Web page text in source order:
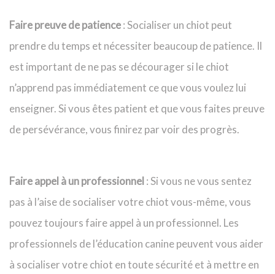
Faire preuve de patience: Socialiser un chiot peut
prendre du temps et nécessiter beaucoup de patience. Il
est important de ne pas se décourager si le chiot
n’apprend pas immédiatement ce que vous voulez lui
enseigner. Si vous êtes patient et que vous faites preuve
de persévérance, vous finirez par voir des progrès.
Faire appel à un professionnel : Si vous ne vous sentez
pas à l’aise de socialiser votre chiot vous-même, vous
pouvez toujours faire appel à un professionnel. Les
professionnels de l’éducation canine peuvent vous aider
à socialiser votre chiot en toute sécurité et à mettre en